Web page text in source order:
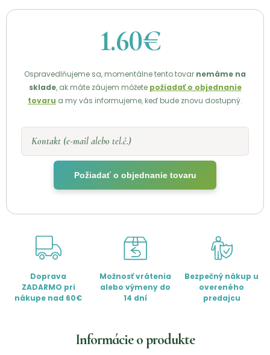
1.60€
Ospravedlňujeme sa, momentálne tento tovar nemáme na
sklade, ak máte záujem môžete požiadať o objednanie
tovaru a my vás informujeme, keď bude znovu dostupný.
Kontakt (e-mail alebo tel.č.)
Požiadať o objednanie tovaru
Doprava
ZADARMO pri
nákupe nad 60€
Možnosť vrátenia
alebo výmeny do
14 dní
Bezpečný nákup u
overeného
predajcu
Informácie o produkte